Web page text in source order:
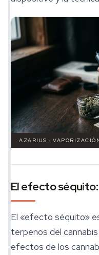
AZARIUS ·
El efecto
El «efecto séquito»
terpenos del
efectos de los